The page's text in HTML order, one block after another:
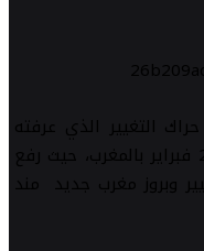
التغيير الذي عرفته
دول شمال إفريقيا وعبرت عنه حركة 20 فبراير بالمغرب، حيث رفع
وبروز مغرب جديد مند